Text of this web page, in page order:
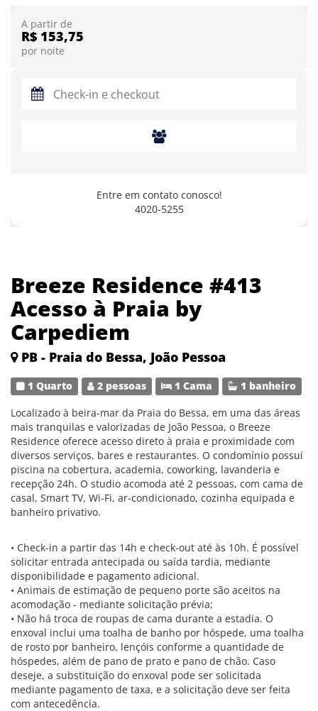
Breeze Residence #413
Acesso à Praia by
Carpediem
PB - Praia do Bessa, João Pessoa
1 Quarto 2 pessoas 1 Cama 1 banheiro
Localizado à beira-mar da Praia do Bessa, em uma das áreas
mais tranquilas e valorizadas de João Pessoa, o Breeze
Residence oferece acesso direto à praia e proximidade com
diversos serviços, bares e restaurantes. O condomínio possui
piscina na cobertura, academia, coworking, lavanderia e
recepção 24h. O studio acomoda até 2 pessoas, com cama de
casal, Smart TV, Wi-Fi, ar-condicionado, cozinha equipada e
banheiro privativo.
• Check-in a partir das 14h e check-out até às 10h. É possível
solicitar entrada antecipada ou saída tardia, mediante
disponibilidade e pagamento adicional.
• Animais de estimação de pequeno porte são aceitos na
acomodação - mediante solicitação prévia;
• Não há troca de roupas de cama durante a estadia. O
enxoval inclui uma toalha de banho por hóspede, uma toalha
de rosto por banheiro, lençóis conforme a quantidade de
hóspedes, além de pano de prato e pano de chão. Caso
deseje, a substituição do enxoval pode ser solicitada
mediante pagamento de taxa, e a solicitação deve ser feita
com antecedência.
A partir de
R$ 153,75
por noite
Entre em contato conosco!
4020-5255